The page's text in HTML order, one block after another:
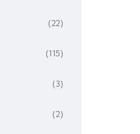
(22)
(115)
(3)
(2)